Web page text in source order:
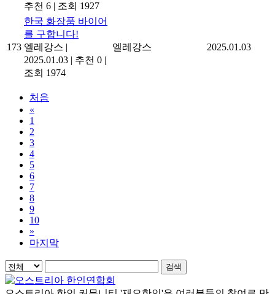
추천 6 | 조회 1927
173
한국 화장품 바이어
를 구합니다!
엘레강스 |
2025.01.03 | 추천 0 |
조회 1974
엘레강스 2025.01.03
처음
«
1
2
3
4
5
6
7
8
9
10
»
마지막
검색